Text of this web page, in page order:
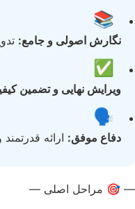
📚
نگارش اصولی و جامع:
✅
ویرایش نهایی و تضمین
🗣️
دفاع موفق: ارائه
— 🎯 مراحل اصلی —